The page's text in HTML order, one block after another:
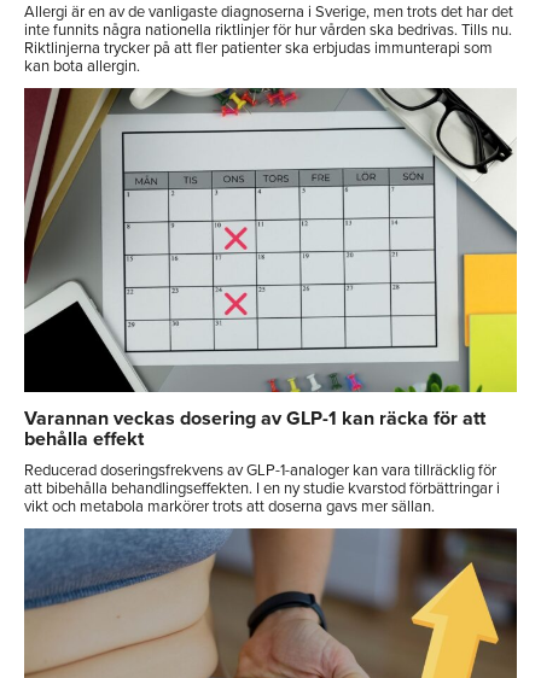
Allergi är en av de vanligaste diagnoserna i Sverige, men trots det har det
inte funnits några nationella riktlinjer för hur vården ska bedrivas. Tills nu.
Riktlinjerna trycker på att fler patienter ska erbjudas immunterapi som
kan bota allergin.
Varannan veckas dosering av GLP-1 kan räcka för att
behålla effekt
Reducerad doseringsfrekvens av GLP-1-analoger kan vara tillräcklig för
att bibehålla behandlingseffekten. I en ny studie kvarstod förbättringar i
vikt och metabola markörer trots att doserna gavs mer sällan.